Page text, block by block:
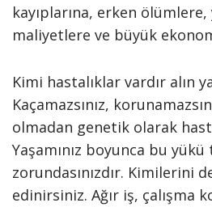
kayıplarına, erken
maliyetlere ve büyük
Kimi hastalıklar vardır alın
Kaçamazsınız,
olmadan genetik olarak
Yaşamınız boyunca bu yükü
zorundasınızdır. Kimilerini
edinirsiniz. Ağır iş, çalışma